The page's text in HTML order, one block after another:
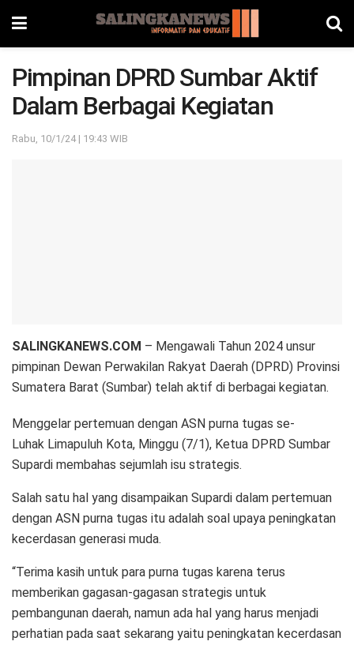
Pimpinan DPRD Sumbar Aktif
Dalam Berbagai Kegiatan
Rabu, 10/1/24 | 19:43 WIB
SALINGKANEWS.COM – Mengawali Tahun 2024 unsur
pimpinan Dewan Perwakilan Rakyat Daerah (DPRD) Provinsi
Sumatera Barat (Sumbar) telah aktif di berbagai kegiatan.
Menggelar pertemuan dengan ASN purna tugas se-
Luhak Limapuluh Kota, Minggu (7/1), Ketua DPRD Sumbar
Supardi membahas sejumlah isu strategis.
Salah satu hal yang disampaikan Supardi dalam pertemuan
dengan ASN purna tugas itu adalah soal upaya peningkatan
kecerdasan generasi muda.
“Terima kasih untuk para purna tugas karena terus
memberikan gagasan-gagasan strategis untuk
pembangunan daerah, namun ada hal yang harus menjadi
perhatian pada saat sekarang yaitu peningkatan kecerdasan